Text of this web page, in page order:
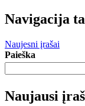
Navigacija
Naujesni įrašai
Paieška
Naujausi